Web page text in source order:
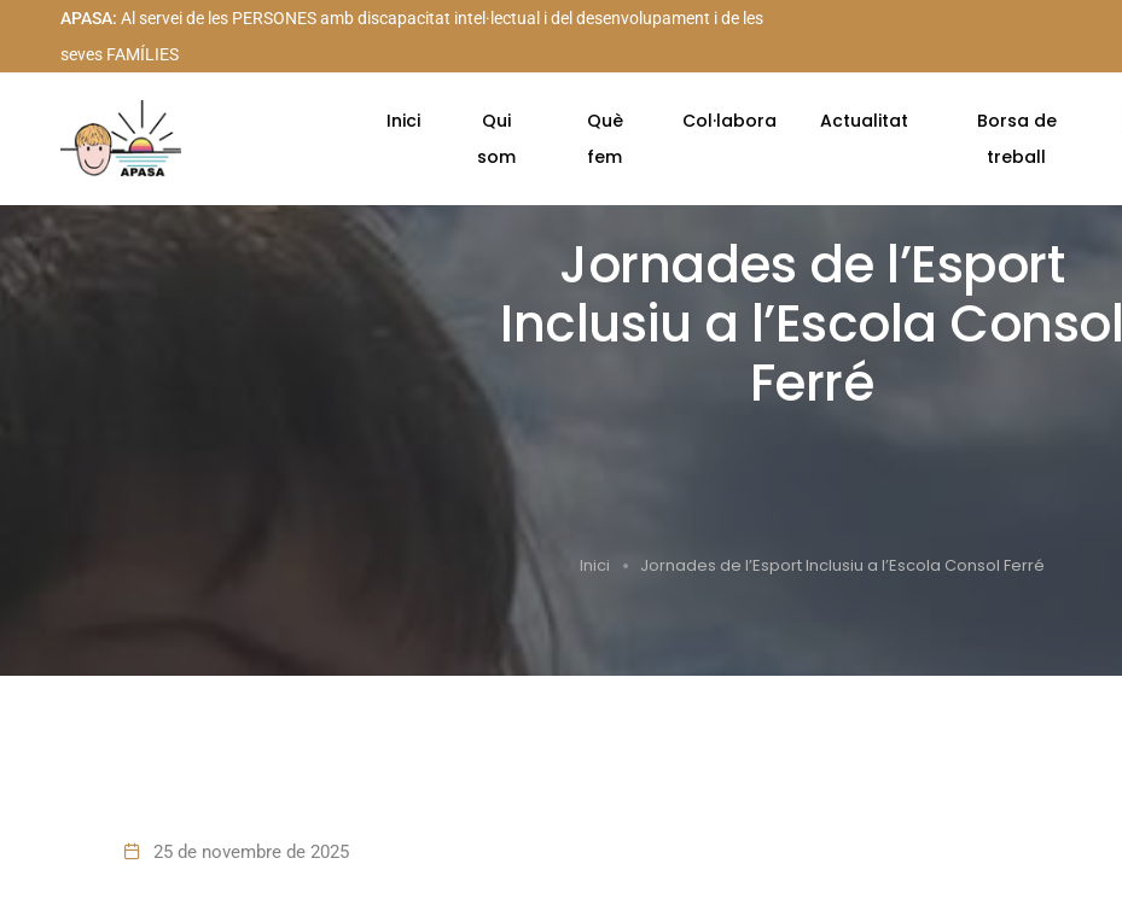
APASA: Al servei de les PERSONES amb discapacitat intel·lectual i del desenvolupament i de les
seves FAMÍLIES
Inici
Qui
som
Què
fem
Col·labora Actualitat
Borsa de
treball
Jornades de l’Esport
Inclusiu a l’Escola Consol
Ferré
Inici Jornades de l’Esport Inclusiu a l’Escola Consol Ferré
25 de novembre de 2025